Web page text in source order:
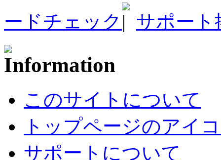
ードチェック
サポート
このサイトについて
トップページのアイ
サポートについて